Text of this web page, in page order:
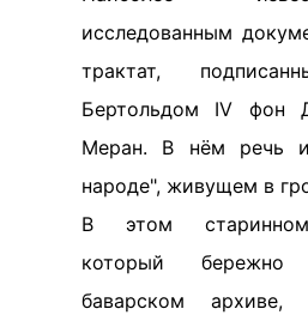
исследованным
трактат,
Бертольдом IV фон
Меран. В нём речь
народе", живущем в
В этом старинном
который
баварском